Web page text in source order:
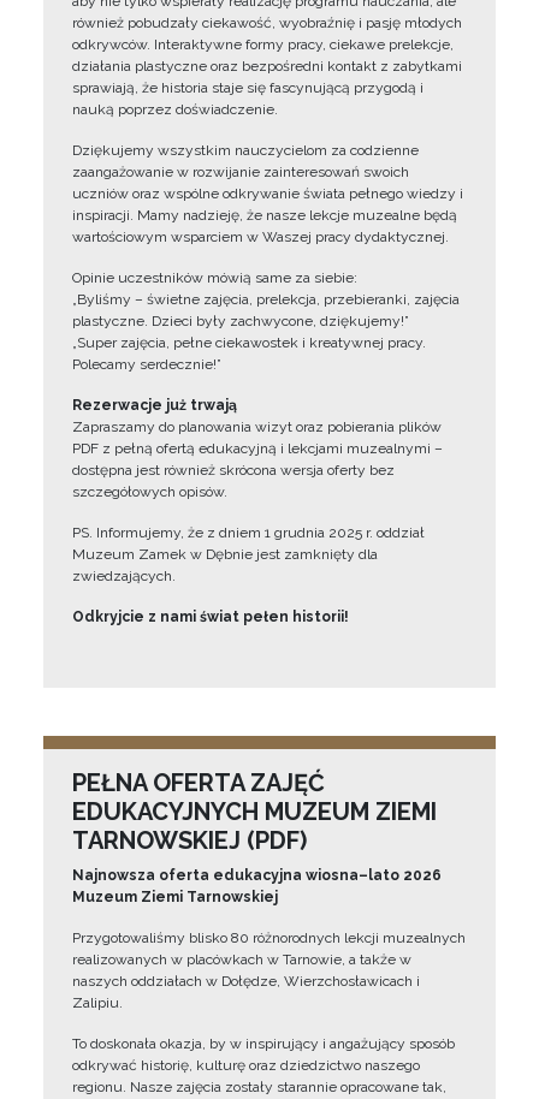
również pobudzały ciekawość, wyobraźnię i pasję młodych
odkrywców. Interaktywne formy pracy, ciekawe prelekcje,
działania plastyczne oraz bezpośredni kontakt z zabytkami
sprawiają, że historia staje się fascynującą przygodą i
nauką poprzez doświadczenie.
Dziękujemy wszystkim nauczycielom za codzienne
zaangażowanie w rozwijanie zainteresowań swoich
uczniów oraz wspólne odkrywanie świata pełnego wiedzy i
inspiracji. Mamy nadzieję, że nasze lekcje muzealne będą
wartościowym wsparciem w Waszej pracy dydaktycznej.
Opinie uczestników mówią same za siebie:
„Byliśmy – świetne zajęcia, prelekcja, przebieranki, zajęcia
plastyczne. Dzieci były zachwycone, dziękujemy!”
„Super zajęcia, pełne ciekawostek i kreatywnej pracy.
Polecamy serdecznie!”
Rezerwacje już trwają
Zapraszamy do planowania wizyt oraz pobierania plików
PDF z pełną ofertą edukacyjną i lekcjami muzealnymi –
dostępna jest również skrócona wersja oferty bez
szczegółowych opisów.
PS. Informujemy, że z dniem 1 grudnia 2025 r. oddział
Muzeum Zamek w Dębnie jest zamknięty dla
zwiedzających.
Odkryjcie z nami świat pełen historii!
PEŁNA OFERTA ZAJĘĆ
EDUKACYJNYCH MUZEUM ZIEMI
TARNOWSKIEJ (PDF)
Najnowsza oferta edukacyjna wiosna–lato 2026
Muzeum Ziemi Tarnowskiej
Przygotowaliśmy blisko 80 różnorodnych lekcji muzealnych
realizowanych w placówkach w Tarnowie, a także w
naszych oddziałach w Dołędze, Wierzchosławicach i
Zalipiu.
To doskonała okazja, by w inspirujący i angażujący sposób
odkrywać historię, kulturę oraz dziedzictwo naszego
regionu. Nasze zajęcia zostały starannie opracowane tak,